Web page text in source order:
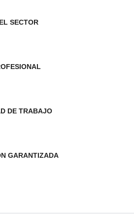
SECTOR
DE TRABAJO
GARANTIZADA